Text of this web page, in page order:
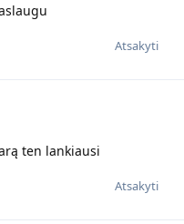
Atsakyti
ten lankiausi
Atsakyti